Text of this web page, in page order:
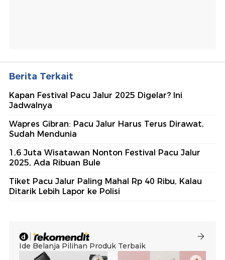
Berita Terkait
Kapan Festival Pacu Jalur 2025 Digelar? Ini
Jadwalnya
Wapres Gibran: Pacu Jalur Harus Terus Dirawat,
Sudah Mendunia
1,6 Juta Wisatawan Nonton Festival Pacu Jalur
2025, Ada Ribuan Bule
Tiket Pacu Jalur Paling Mahal Rp 40 Ribu, Kalau
Ditarik Lebih Lapor ke Polisi